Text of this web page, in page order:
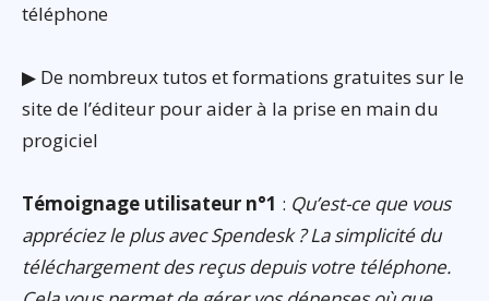
téléphone
▶ De nombreux tutos et formations gratuites sur le
site de l’éditeur pour aider à la prise en main du
progiciel
Témoignage utilisateur n°1 : Qu’est-ce que vous
appréciez le plus avec Spendesk ? La simplicité du
téléchargement des reçus depuis votre téléphone.